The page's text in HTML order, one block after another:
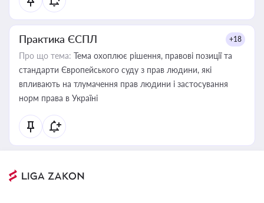
Практика ЄСПЛ +18
Про що тема: Тема охоплює рішення, правові позиції та
стандарти Європейського суду з прав людини, які
впливають на тлумачення прав людини і застосування
норм права в Україні